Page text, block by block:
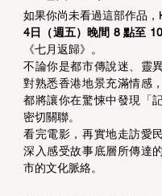
如果你尚未看過這部作品
4日（週五）晚間 8 點至
《七月返歸》。
不論你是都市傳說迷、靈
對熟悉香港地景充滿情感
都將讓你在驚悚中發現「
密切關聯。
看完電影，再實地走訪愛
深入感受故事底層所傳達
市的文化脈絡。